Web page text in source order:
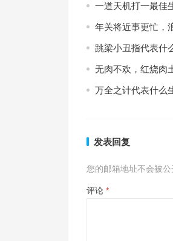
一道天机打一最佳
年关将近事更忙，
跳梁小丑指代表什
无肉不欢，红烧肉
万全之计代表什么
发表回复
您的邮箱地址不会被公
评论 *